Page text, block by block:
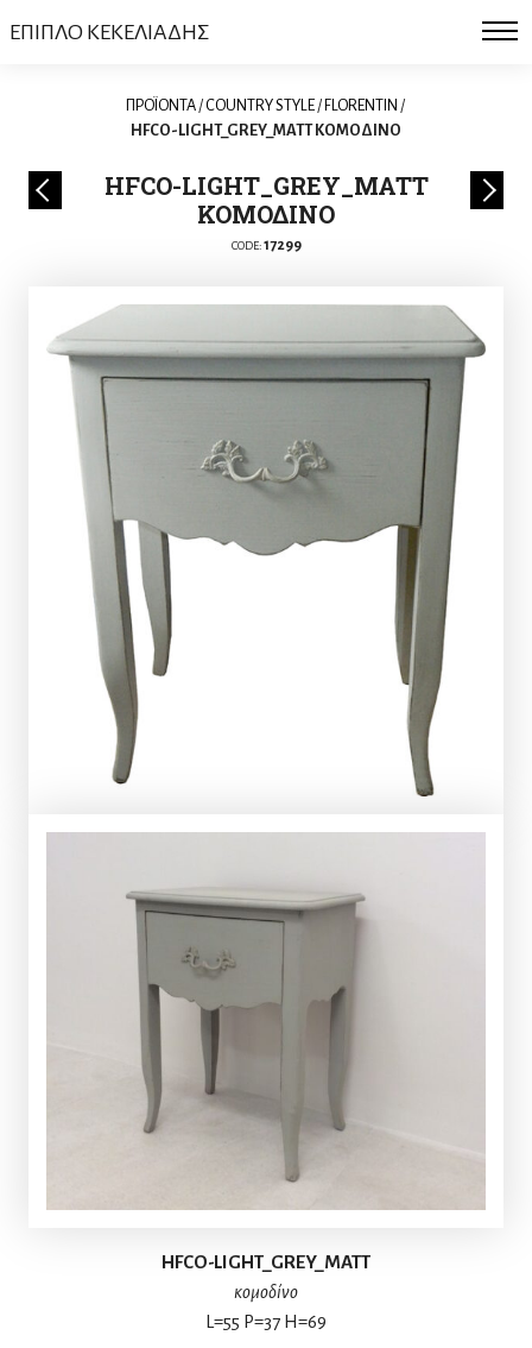
ΕΠΙΠΛΟ ΚΕΚΕΛΙΑΔΗΣ
ΠΡΟΪΟΝΤΑ/COUNTRY STYLE/ FLORENTIN /
HFCO-LIGHT_GREY_MATT ΚΟΜΟΔΙΝΟ
HFCO-LIGHT_GREY_MATT
ΚΟΜΟΔΙΝΟ
CODE: 17299
HFCO-LIGHT_GREY_MATT
κομοδίνο
L=55 P=37 H=69